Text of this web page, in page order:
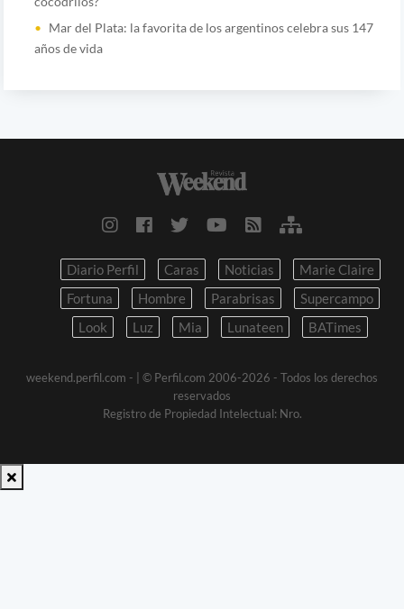
Mar del Plata: la favorita de los argentinos celebra sus 147
años de vida
Diario Perfil Caras Noticias
Marie Claire
Fortuna
Hombre Parabrisas
Supercampo
Look
Luz Mia Lunateen BATimes
weekend.perfil.com -
| © Perfil.com 2006-2026 - Todos los derechos
reservados
Registro de Propiedad Intelectual: Nro.